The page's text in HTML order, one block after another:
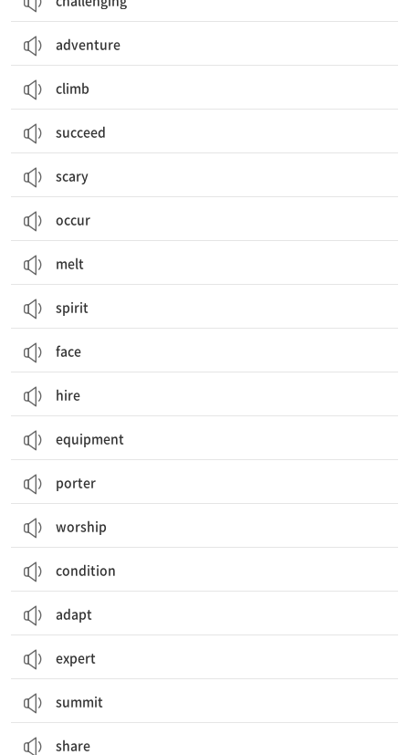
adventure
climb
succeed
scary
occur
melt
spirit
face
hire
equipment
porter
worship
condition
adapt
expert
summit
share